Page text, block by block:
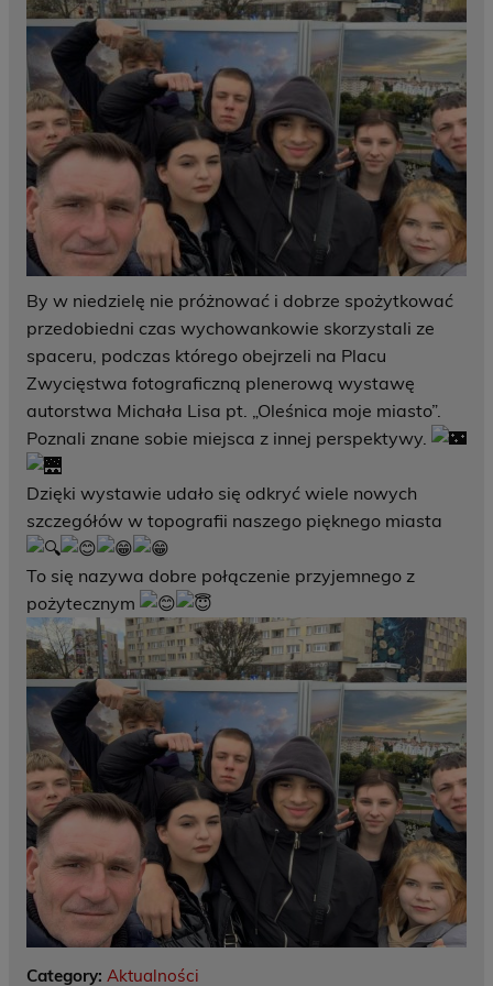
By w niedzielę nie próżnować i dobrze spożytkować
przedobiedni czas wychowankowie skorzystali ze
spaceru, podczas którego obejrzeli na Placu
Zwycięstwa fotograficzną plenerową wystawę
autorstwa Michała Lisa pt. „Oleśnica moje miasto”.
Poznali znane sobie miejsca z innej perspektywy.
Dzięki wystawie udało się odkryć wiele nowych
szczegółów w topografii naszego pięknego miasta
To się nazywa dobre połączenie przyjemnego z
pożytecznym
Category: Aktualności